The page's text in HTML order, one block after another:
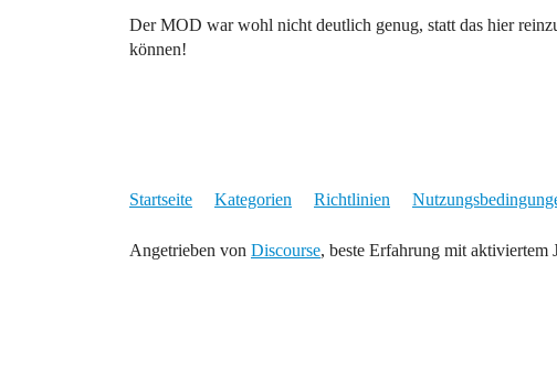
Der MOD war wohl nicht deutlich genug, statt das hier
können!
Startseite Kategorien Richtlinien
Angetrieben von Discourse, beste Erfahrung mit aktiviertem